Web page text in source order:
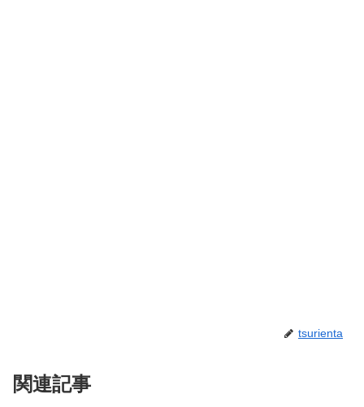
tsurienta
関連記事